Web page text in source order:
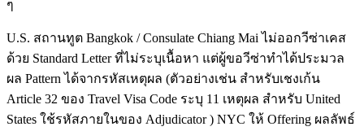
ๆ
U.S. สถานทูต Bangkok / Consulate Chiang Mai ไม่ออกวีซ่าเคส
ด้วย Standard Letter ที่ไม่ระบุเนื้อหา แต่ผู้ขอวีซ่าทำได้ประมวล
ผล Pattern ได้จากรหัสเหตุผล (ตัวอย่างเช่น สำหรับเชงเก้น
Article 32 ของ Travel Visa Code ระบุ 11 เหตุผล สำหรับ United
States ใช้รหัสภายในของ Adjudicator ) NYC ให้ Offering ผลลัพธ์